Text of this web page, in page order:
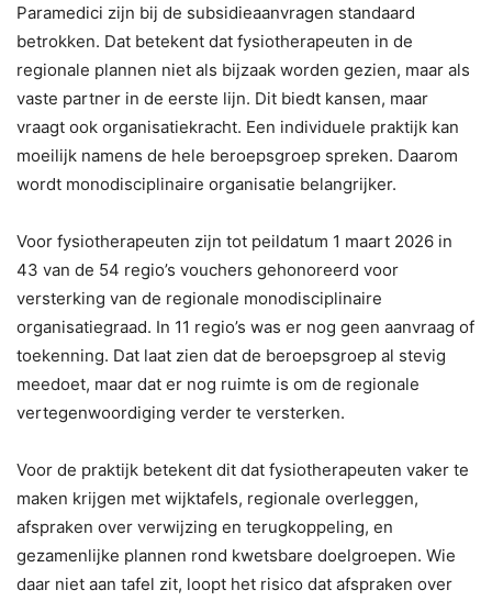
Paramedici zijn bij de subsidieaanvragen standaard
betrokken. Dat betekent dat fysiotherapeuten in de
regionale plannen niet als bijzaak worden gezien, maar als
vaste partner in de eerste lijn. Dit biedt kansen, maar
vraagt ook organisatiekracht. Een individuele praktijk kan
moeilijk namens de hele beroepsgroep spreken. Daarom
wordt monodisciplinaire organisatie belangrijker.
Voor fysiotherapeuten zijn tot peildatum 1 maart 2026 in
43 van de 54 regio’s vouchers gehonoreerd voor
versterking van de regionale monodisciplinaire
organisatiegraad. In 11 regio’s was er nog geen aanvraag of
toekenning. Dat laat zien dat de beroepsgroep al stevig
meedoet, maar dat er nog ruimte is om de regionale
vertegenwoordiging verder te versterken.
Voor de praktijk betekent dit dat fysiotherapeuten vaker te
maken krijgen met wijktafels, regionale overleggen,
afspraken over verwijzing en terugkoppeling, en
gezamenlijke plannen rond kwetsbare doelgroepen. Wie
daar niet aan tafel zit, loopt het risico dat afspraken over